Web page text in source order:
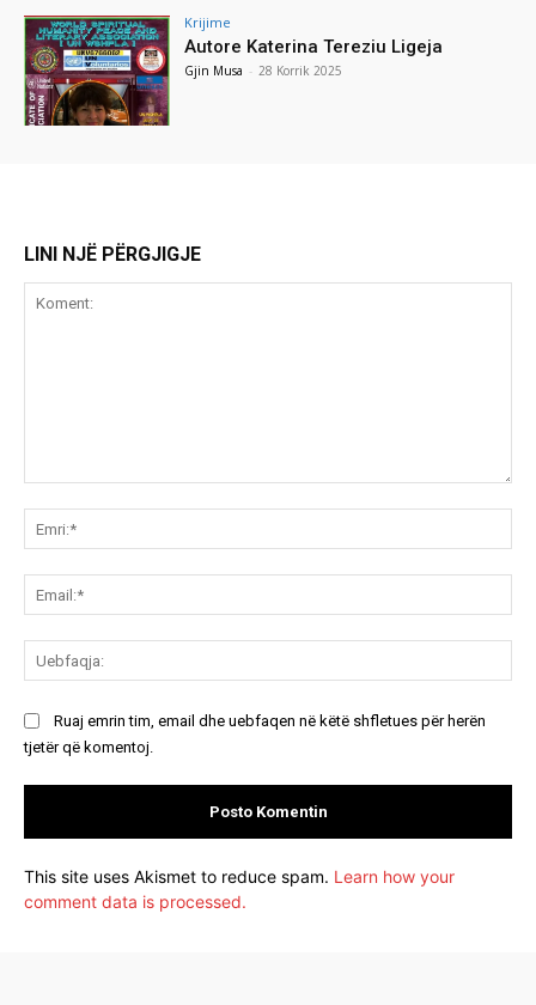
Krijime
Autore Katerina Tereziu Ligeja
Gjin Musa - 28 Korrik 2025
LINI NJË PËRGJIGJE
Ruaj emrin tim, email dhe uebfaqen në këtë shfletues për herën
tjetër që komentoj.
This site uses Akismet to reduce spam. Learn how your
comment data is processed.